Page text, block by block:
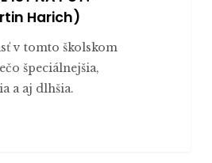
Harich)
v tomto školskom
špeciálnejšia,
a aj dlhšia.